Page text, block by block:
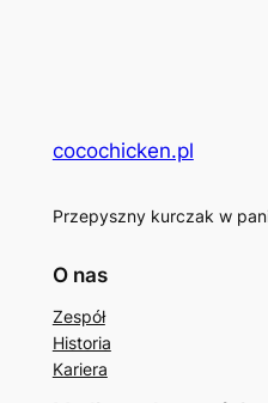
cocochicken.pl
Przepyszny kurczak w
O nas
Zespół
Historia
Kariera